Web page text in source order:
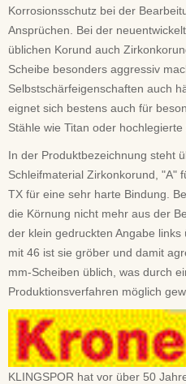
Korrosionsschutz bei der
Ansprüchen. Bei der
üblichen Korund auch
Scheibe besonders aggressiv
Selbstschärfeigenschaften auch
eignet sich bestens auch für
Stähle wie Titan oder hochlegierte
In der Produktbezeichnung steht
Schleifmaterial Zirkonkorund, "A"
TX für eine sehr harte Bindung.
die Körnung nicht mehr aus der
der klein gedruckten Angabe
mit 46 ist sie gröber und damit
mm-Scheiben üblich, was durch
Produktionsverfahren möglich
KLINGSPOR hat vor über 50